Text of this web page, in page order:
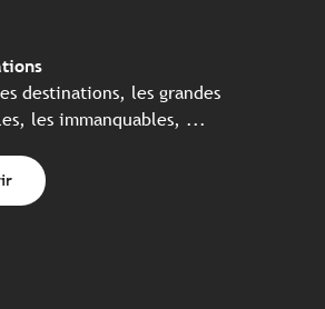
destinations, les grandes
les immanquables, ...